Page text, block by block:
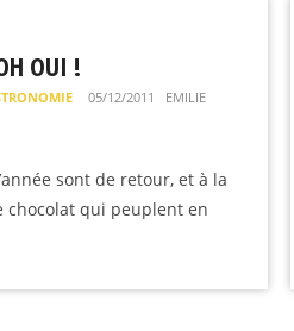
OUI !
05/12/2011
EMILIE
sont de retour, et à la
chocolat qui peuplent en